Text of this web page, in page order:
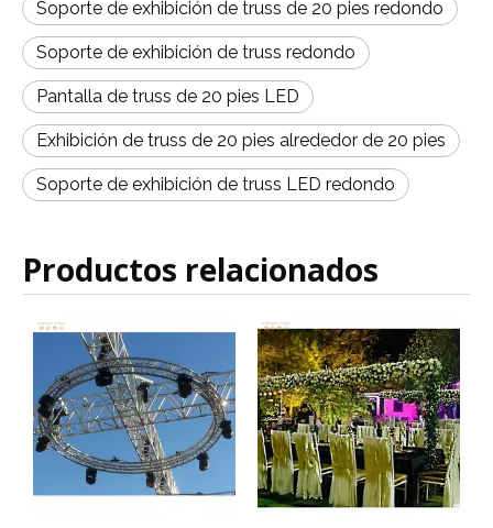
Soporte de exhibición de truss de 20 pies redondo
Soporte de exhibición de truss redondo
Pantalla de truss de 20 pies LED
Exhibición de truss de 20 pies alrededor de 20 pies
Soporte de exhibición de truss LED redondo
Productos relacionados